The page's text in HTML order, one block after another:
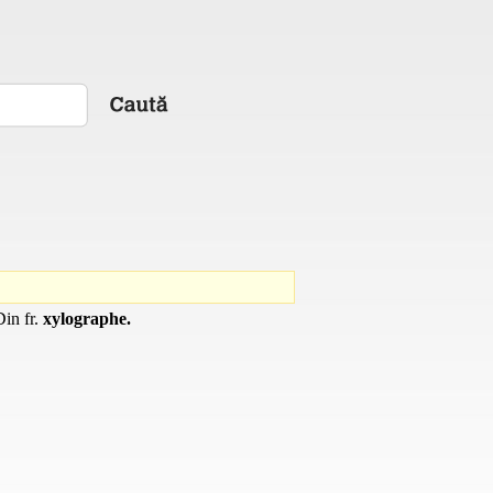
fr. xylographe.